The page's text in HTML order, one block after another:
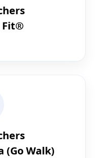
Fit®
(Go Walk)